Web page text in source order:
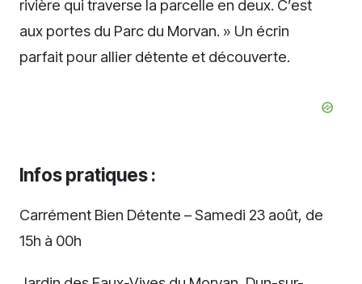
rivière qui traverse la parcelle en deux. C’est
aux portes du Parc du Morvan. » Un écrin
parfait pour allier détente et découverte.
Infos pratiques :
Carrément Bien Détente – Samedi 23 août, de
15h à 00h